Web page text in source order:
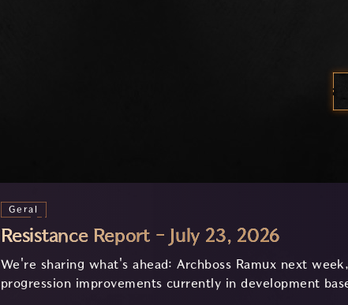
Geral
Resistance Report - July 23, 2026
We're sharing what's ahead: Archboss Ramux next
progression improvements currently in development